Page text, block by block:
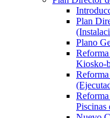
Plan
Plano
Kiosko-
Piscinas